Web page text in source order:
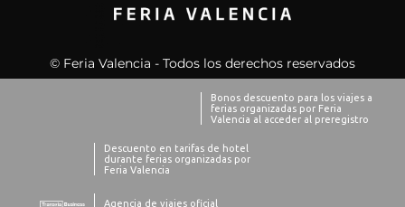
© Feria Valencia - Todos los derechos reservados